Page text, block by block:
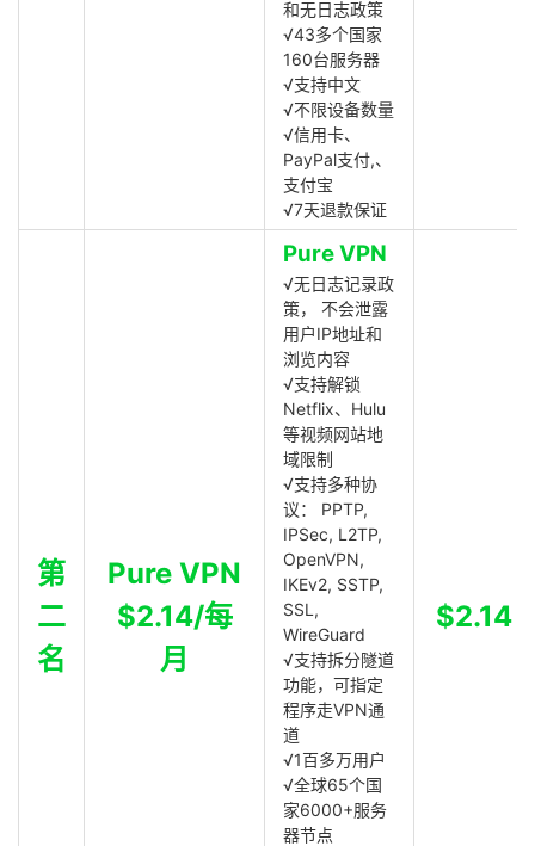
和无日志政策
√43多个国家
160台服务器
√支持中文
√不限设备数量
√信用卡、
PayPal支付,、
支付宝
√7天退款保证
第
二
名
Pure VPN
$2.14/每
月
Pure VPN
√无日志记录政
策， 不会泄露
用户IP地址和
浏览内容
√支持解锁
Netflix、Hulu
等视频网站地
域限制
√支持多种协
议： PPTP,
IPSec, L2TP,
OpenVPN,
IKEv2, SSTP,
SSL,
WireGuard
√支持拆分隧道
功能，可指定
程序走VPN通
道
√1百多万用户
√全球65个国
家6000+服务
器节点
$2.14